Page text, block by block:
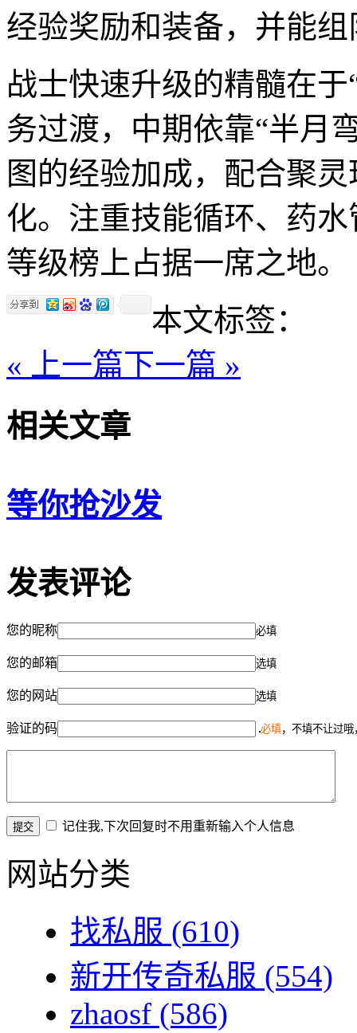
经验奖励和装备，并能
战士快速升级的精髓在
务过渡，中期依靠“半月
图的经验加成，配合聚
化。注重技能循环、药
等级榜上占据一席之地。
本文标签：
« 上一篇下一篇 »
相关文章
等你抢沙发
发表评论
您的昵称 必填
您的邮箱 选填
您的网站 选填
验证的码 必填，不填不让过
记住我,下次回复时不用重新输入个人信息
网站分类
找私服 (610)
新开传奇私服 (554)
zhaosf (586)